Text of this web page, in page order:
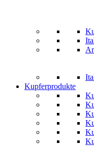
Kupferprodukte